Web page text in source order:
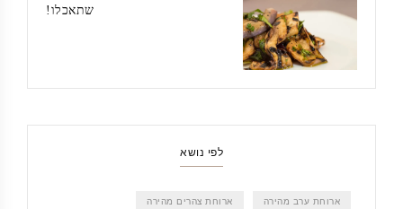
שתאכלו!
לפי נושא
ארוחת ערב מהירה ארוחת צהרים מהירה